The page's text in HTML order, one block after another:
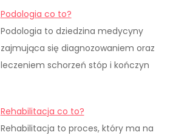
Podologia co to?
Podologia to dziedzina medycyny
zajmująca się diagnozowaniem oraz
leczeniem schorzeń stóp i kończyn
Rehabilitacja co to?
Rehabilitacja to proces, który ma na